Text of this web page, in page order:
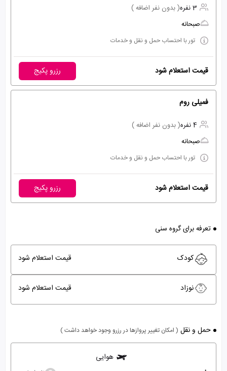
3 نفره
( بدون نفر اضافه )
صبحانه
تور با احتساب حمل و نقل و خدمات
قیمت استعلام شود رزرو پکیج
فمیلی روم
4 نفره
( بدون نفر اضافه )
صبحانه
تور با احتساب حمل و نقل و خدمات
قیمت استعلام شود رزرو پکیج
تعرفه برای گروه سنی
کودک قیمت استعلام شود
نوزاد قیمت استعلام شود
حمل و نقل ( امکان تغییر پروازها در رزرو وجود خواهد داشت )
هوایی